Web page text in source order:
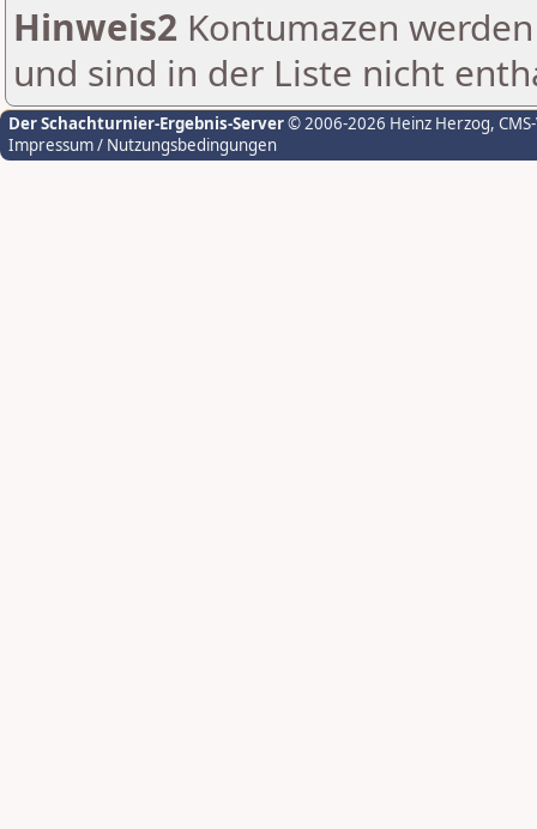
Hinweis2 Kontumazen
und sind in der Liste nicht
Der Schachturnier-Ergebnis-Server© 2006-2026 Heinz Herzog,
Impressum / Nutzungsbedingungen